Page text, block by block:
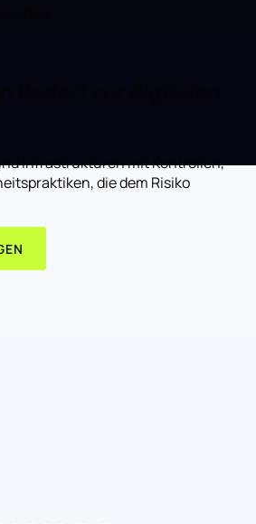
Infrastrukturen mit Kontrollen,
die dem Risiko